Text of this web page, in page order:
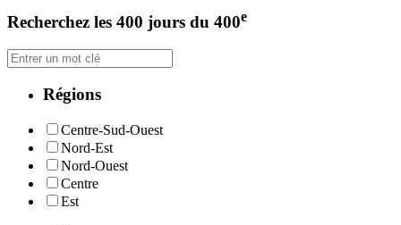
Recherchez les 400 jours du 400e
Régions
Centre-Sud-Ouest
Nord-Est
Nord-Ouest
Centre
Est